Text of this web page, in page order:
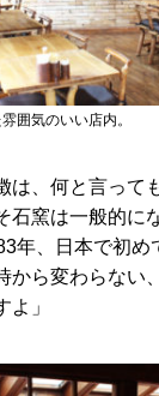
囲気のいい店内。
は、何と言って
石窯は一般的に
年、日本で初め
から変わらない
よ」